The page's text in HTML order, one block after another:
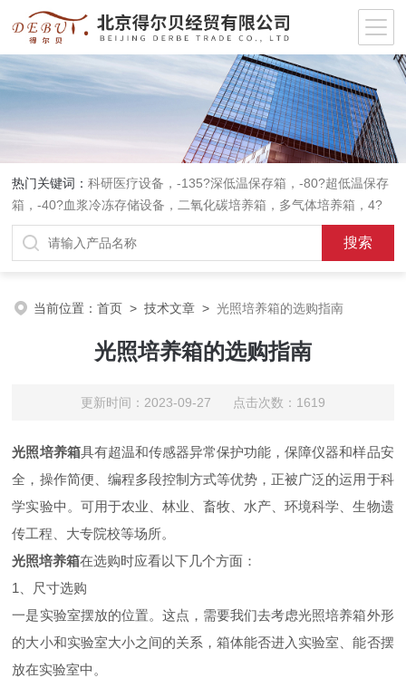
热门关键词：科研医疗设备，-135?深低温保存箱，-80?超低温保存
箱，-40?血浆冷冻存储设备，二氧化碳培养箱，多气体培养箱，4?
血液冷藏箱，药品冷藏箱；实验室设备，环境实验箱，植物培养箱，
高温恒温培养箱，低温恒温培养箱，碎花型制冰机；消毒灭菌设备，
当前位置：首页 >技术文章 >光照培养箱的选购指南
光照培养箱的选购指南
更新时间：2023-09-27 点击次数：1619
光照培养箱具有超温和传感器异常保护功能，保障仪器和样品安
全，操作简便、编程多段控制方式等优势，正被广泛的运用于科
学实验中。可用于农业、林业、畜牧、水产、环境科学、生物遗
传工程、大专院校等场所。
光照培养箱在选购时应看以下几个方面：
1、尺寸选购
一是实验室摆放的位置。这点，需要我们去考虑光照培养箱外形
的大小和实验室大小之间的关系，箱体能否进入实验室、能否摆
放在实验室中。